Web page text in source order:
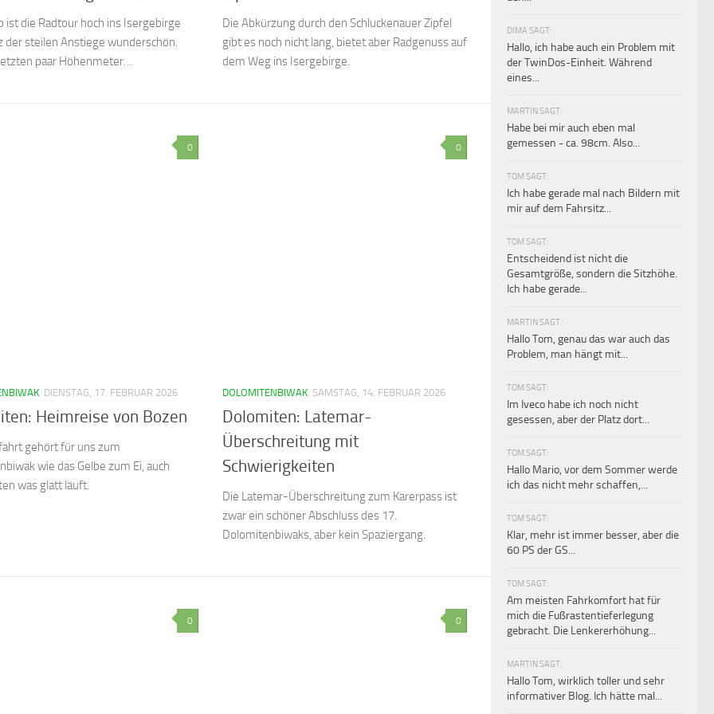
ist die Radtour hoch ins Isergebirge
der steilen Anstiege wunderschön.
paar Höhenmeter…
Die Abkürzung durch den Schluckenauer Zipfel
gibt es noch nicht lang, bietet aber Radgenuss auf
dem Weg ins Isergebirge.
0
DIENSTAG, 17. FEBRUAR 2026
Heimreise von Bozen
gehört für uns zum
wie das Gelbe zum Ei, auch
was glatt läuft.
0
DOLOMITENBIWAK SAMSTAG, 14. FEBRUAR 2026
Dolomiten: Latemar-
Überschreitung mit
Schwierigkeiten
Die Latemar-Überschreitung zum Karerpass ist
zwar ein schöner Abschluss des 17.
Dolomitenbiwaks, aber kein Spaziergang.
0 0
DIMA SAGT:
Hallo, ich habe auch ein Problem mit
der TwinDos-Einheit. Während
eines...
MARTIN SAGT:
Habe bei mir auch eben mal
gemessen - ca. 98cm. Also...
TOM SAGT:
Ich habe gerade mal nach Bildern mit
mir auf dem Fahrsitz...
TOM SAGT:
Entscheidend ist nicht die
Gesamtgröße, sondern die Sitzhöhe.
Ich habe gerade...
MARTIN SAGT:
Hallo Tom, genau das war auch das
Problem, man hängt mit...
TOM SAGT:
Im Iveco habe ich noch nicht
gesessen, aber der Platz dort...
TOM SAGT:
Hallo Mario, vor dem Sommer werde
ich das nicht mehr schaffen,...
TOM SAGT:
Klar, mehr ist immer besser, aber die
60 PS der GS...
TOM SAGT:
Am meisten Fahrkomfort hat für
mich die Fußrastentieferlegung
gebracht. Die Lenkererhöhung...
MARTIN SAGT:
Hallo Tom, wirklich toller und sehr
informativer Blog. Ich hätte mal...